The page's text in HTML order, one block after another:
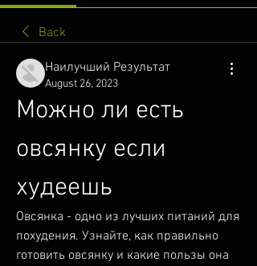
Back
Наилучший Результат
August 26, 2023
Можно ли есть
овсянку если
худеешь
Овсянка - одно из лучших питаний для
похудения. Узнайте, как правильно
готовить овсянку и какие пользы она